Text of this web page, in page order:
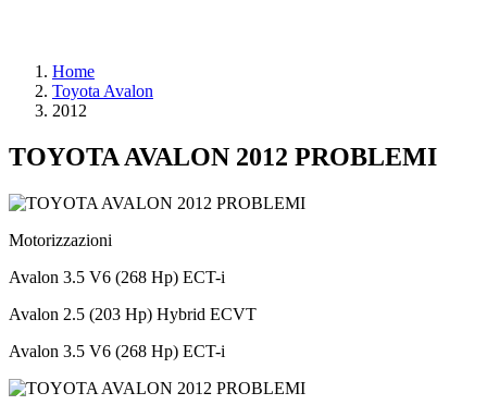
Home
Toyota Avalon
2012
TOYOTA AVALON 2012 PROBLEMI
Motorizzazioni
Avalon 3.5 V6 (268 Hp) ECT-i
Avalon 2.5 (203 Hp) Hybrid ECVT
Avalon 3.5 V6 (268 Hp) ECT-i